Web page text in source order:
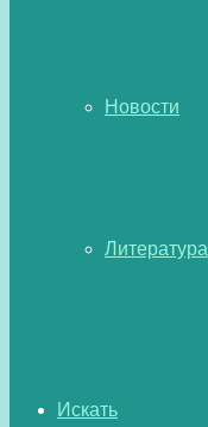
Новости
Литература
Искать